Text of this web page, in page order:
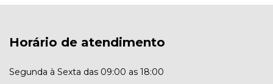
Horário de atendimento
Segunda à Sexta das 09:00 as 18:00